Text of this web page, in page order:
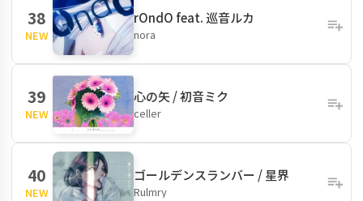
38
NEW
rOndO feat. 巡音ルカ
nora
39
NEW
心の矢 / 初音ミク
celler
40
NEW
ゴールデンスランバー / 星界
Rulmry